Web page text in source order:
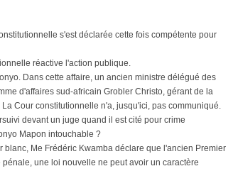
s'est déclarée cette fois compétente pour
réactive l'action publique.
Dans cette affaire, un ancien ministre délégué des
d'affaires sud-africain Grobler Christo, gérant de la
Cour constitutionnelle n'a, jusqu'ici, pas communiqué.
devant un juge quand il est cité pour crime
Mapon intouchable ?
Me Frédéric Kwamba déclare que l'ancien Premier
une loi nouvelle ne peut avoir un caractère